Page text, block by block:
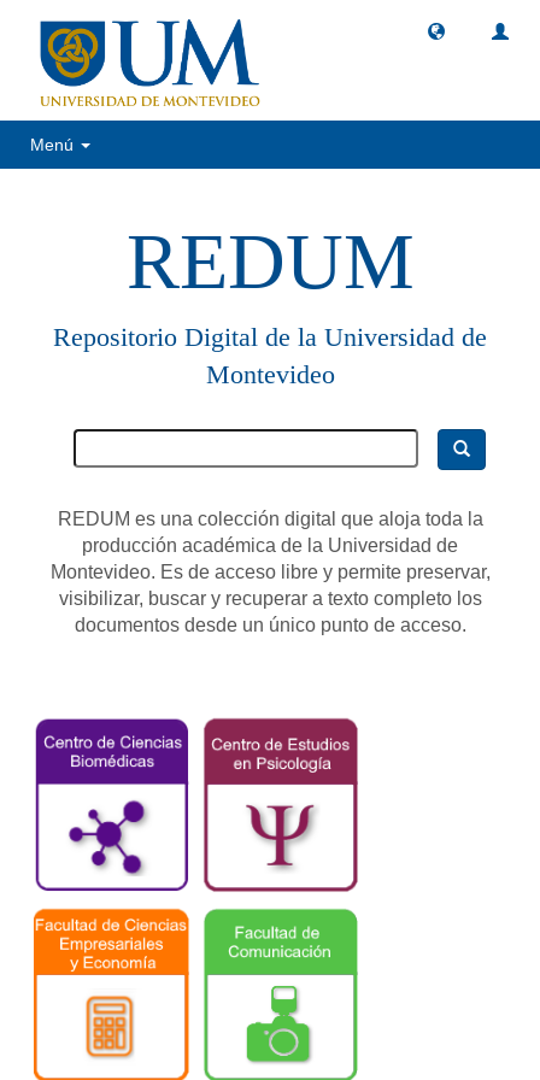
Menú
REDUM
Repositorio Digital de la Universidad de
Montevideo
REDUM es una colección digital que aloja toda la
producción académica de la Universidad de
Montevideo. Es de acceso libre y permite preservar,
visibilizar, buscar y recuperar a texto completo los
documentos desde un único punto de acceso.